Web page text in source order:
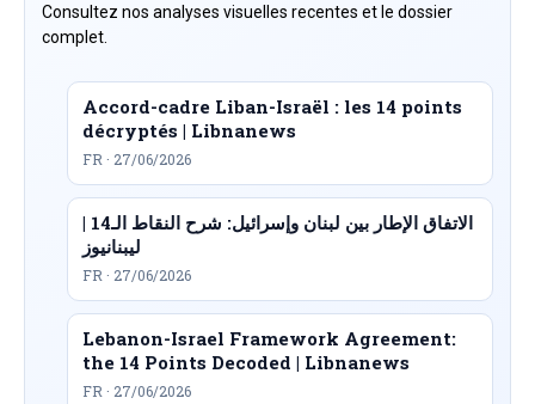
Consultez nos analyses visuelles recentes et le dossier
complet.
Accord-cadre Liban-Israël : les 14 points
décryptés | Libnanews
FR · 27/06/2026
الاتفاق الإطار بين لبنان وإسرائيل: شرح النقاط الـ14 |
ليبنانيوز
FR · 27/06/2026
Lebanon-Israel Framework Agreement:
the 14 Points Decoded | Libnanews
FR · 27/06/2026